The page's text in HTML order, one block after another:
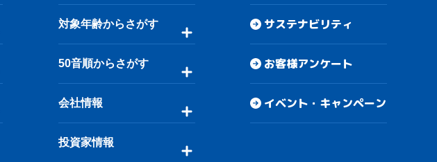
対象年齢からさがす
50音順からさがす
会社情報
投資家情報
サステナビリティ
お客様アンケート
イベント・キャンペーン